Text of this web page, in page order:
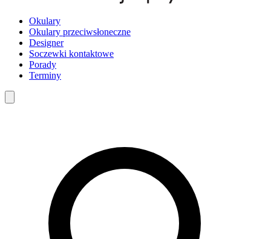
Okulary
Okulary przeciwsłoneczne
Designer
Soczewki kontaktowe
Porady
Terminy